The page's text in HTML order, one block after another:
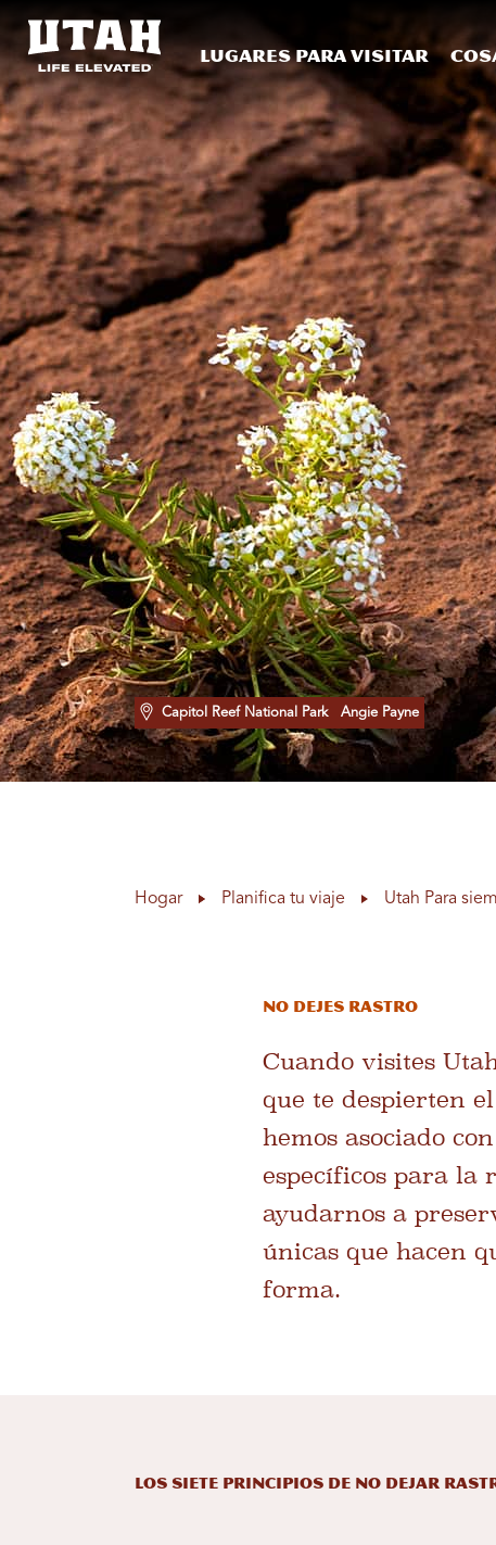
Skip to content
Lugares para visitar
Capitol Reef National Park Angie Payne
Hogar Planifica tu viaje Utah Para
No dejes rastro
Cuando visites
que te despierten
hemos asociado
específicos para la
ayudarnos a
únicas que hacen
forma.
Los siete principios de No Dejar